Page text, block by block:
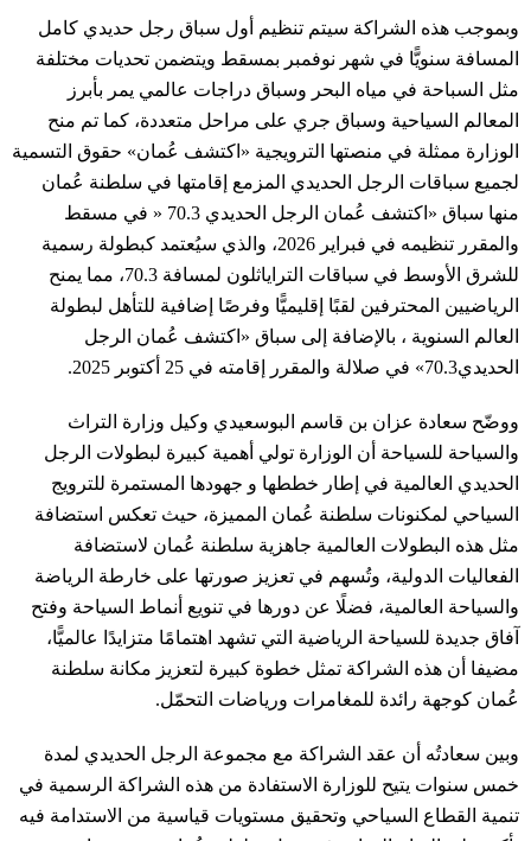
وبموجب هذه الشراكة سيتم تنظيم أول سباق رجل حديدي كامل
المسافة سنويًّا في شهر نوفمبر بمسقط ويتضمن تحديات مختلفة
مثل السباحة في مياه البحر وسباق دراجات عالمي يمر بأبرز
المعالم السياحية وسباق جري على مراحل متعددة، كما تم منح
الوزارة ممثلة في منصتها الترويجية «اكتشف عُمان» حقوق التسمية
لجميع سباقات الرجل الحديدي المزمع إقامتها في سلطنة عُمان
منها سباق «اكتشف عُمان الرجل الحديدي 70.3 « في مسقط
والمقرر تنظيمه في فبراير 2026، والذي سيُعتمد كبطولة رسمية
للشرق الأوسط في سباقات التراياثلون لمسافة 70.3، مما يمنح
الرياضيين المحترفين لقبًا إقليميًّا وفرصًا إضافية للتأهل لبطولة
العالم السنوية ، بالإضافة إلى سباق «اكتشف عُمان الرجل
الحديدي70.3» في صلالة والمقرر إقامته في 25 أكتوبر 2025.
ووضّح سعادة عزان بن قاسم البوسعيدي وكيل وزارة التراث
والسياحة للسياحة أن الوزارة تولي أهمية كبيرة لبطولات الرجل
الحديدي العالمية في إطار خططها و جهودها المستمرة للترويج
السياحي لمكنونات سلطنة عُمان المميزة، حيث تعكس استضافة
مثل هذه البطولات العالمية جاهزية سلطنة عُمان لاستضافة
الفعاليات الدولية، وتُسهم في تعزيز صورتها على خارطة الرياضة
والسياحة العالمية، فضلًا عن دورها في تنويع أنماط السياحة وفتح
آفاق جديدة للسياحة الرياضية التي تشهد اهتمامًا متزايدًا عالميًّا،
مضيفا أن هذه الشراكة تمثل خطوة كبيرة لتعزيز مكانة سلطنة
عُمان كوجهة رائدة للمغامرات ورياضات التحمّل.
وبين سعادتُه أن عقد الشراكة مع مجموعة الرجل الحديدي لمدة
خمس سنوات يتيح للوزارة الاستفادة من هذه الشراكة الرسمية في
تنمية القطاع السياحي وتحقيق مستويات قياسية من الاستدامة فيه